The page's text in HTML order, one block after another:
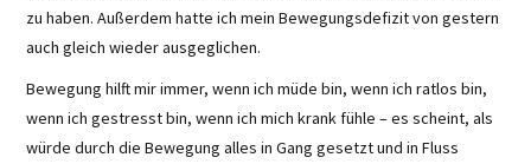
zu haben. Außerdem hatte ich mein Bewegungsdefizit von gestern
auch gleich wieder ausgeglichen.
Bewegung hilft mir immer, wenn ich müde bin, wenn ich ratlos bin,
wenn ich gestresst bin, wenn ich mich krank fühle – es scheint, als
würde durch die Bewegung alles in Gang gesetzt und in Fluss